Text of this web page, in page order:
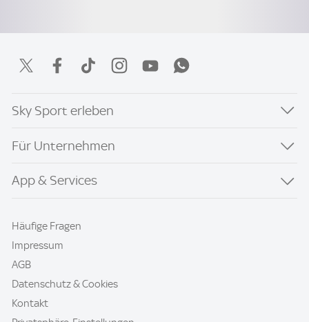
Sky Sport erleben
Für Unternehmen
App & Services
Häufige Fragen
Impressum
AGB
Datenschutz & Cookies
Kontakt